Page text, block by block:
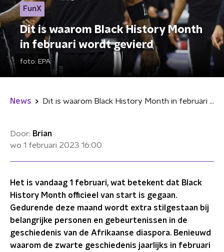
FunX
Dit is waarom Black History Month
in februari wordt gevierd
foto: EPA
News Dit is waarom Black History Month in februari wordt gevierd
Door: Brian
wo 1 februari 2023 16:00
Het is vandaag 1 februari, wat betekent dat Black
History Month officieel van start is gegaan.
Gedurende deze maand wordt extra stilgestaan bij
belangrijke personen en gebeurtenissen in de
geschiedenis van de Afrikaanse diaspora. Benieuwd
waarom de zwarte geschiedenis jaarlijks in februari